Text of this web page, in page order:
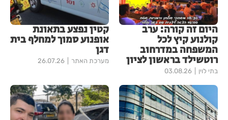
היום זה קורה: ערב
קולנוע קיץ לכל
המשפחה במדרחוב
רוטשילד בראשון לציון
בתי לוין 03.08.26
קטין נפצע בתאונת
אופנוע סמוך למחלף בית
דגן
מערכת האתר 26.07.26